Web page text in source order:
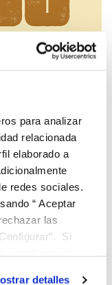
para analizar
relacionada
elaborado a
redes sociales.
“ Aceptar
las
Si
detalles